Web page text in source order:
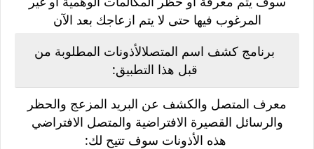
المرغوب فيها حتى لا يتم ازعاجك بعد الآن
برنامج كشف اسم المتصلالأذونات المطلوبة من
قبل هذا التطبيق:
معرف المتصل والكشف عن البريد المزعج والحظر
والرسائل القصيرة الافتراضية والمتصل الافتراضي
هذه الأذونات سوف تتيح لك: